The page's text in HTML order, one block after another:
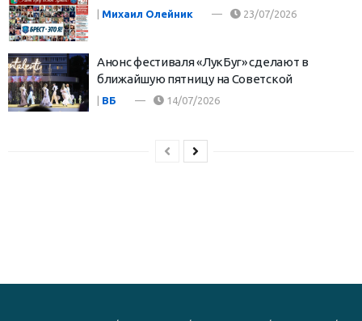
| Михаил Олейник 23/07/2026
Анонс фестиваля «ЛукБуг» сделают в
ближайшую пятницу на Советской
ВБ 14/07/2026